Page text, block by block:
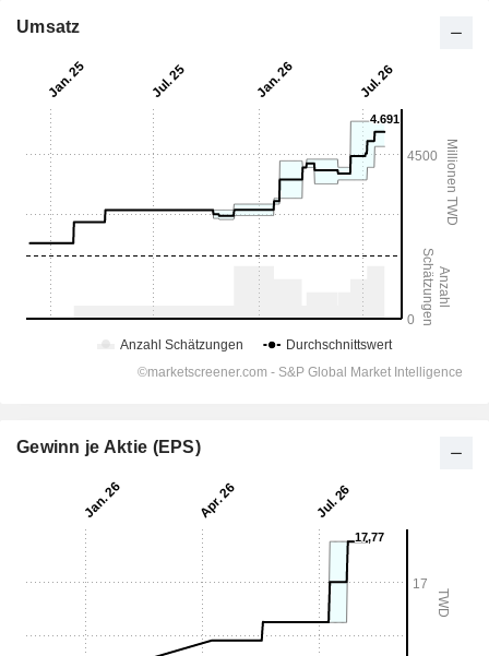
Umsatz
Gewinn je Aktie (EPS)